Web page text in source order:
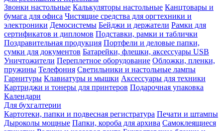
Звонки настольные Калькуляторы настольные Канцтовары и
бумага для офиса Чистящие средства для оргтехники и
электроники Демосистемы Бейджи и держатели Рамки для
сертификатов и дипломов Подставки, рамки и таблички
Поздравительная продукция Портфели и деловые папки,
сумки для документов Батарейки, флешки, аксессуары USB
Уничтожители Переплетное оборудование Обложки, пленки,
пружины Телефония Светильники и настольные лампы
Гарнитуры Клавиатуры и мышки Аксессуары для техники
Картриджи и тонеры для принтеров Подарочная упаковка
Календари
Для бухгалтерии
Картотеки, папки и подвесная регистратура Печати и штампы
Дыроколы мощные Папки, короба для архива Самоклеящиеся